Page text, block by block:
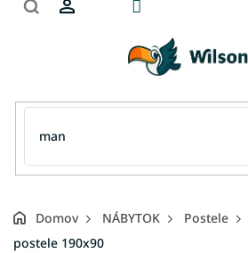
Domov NÁBYTOK Postele
postele 190x90